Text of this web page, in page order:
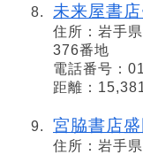
未来屋書店
住所：岩手
376番地
電話番号：
距離：
宮脇書店
住所：岩手